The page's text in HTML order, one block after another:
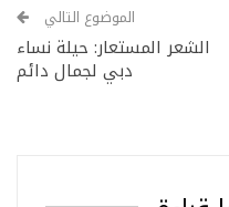
الموضوع التالي
الشعر المستعار: حيلة نساء
دبي لجمال دائم